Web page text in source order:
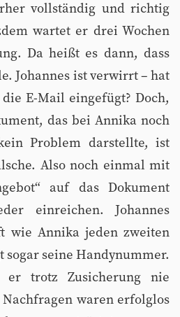
vollständig und richtig
wartet er drei Wochen
Da heißt es dann, dass
Johannes ist verwirrt – hat
E-Mail eingefügt? Doch,
das bei Annika noch
Problem darstellte, ist
Also noch einmal mit
auf das Dokument
einreichen. Johannes
wie Annika jeden zweiten
sogar seine Handynummer.
trotz Zusicherung nie
waren erfolglos